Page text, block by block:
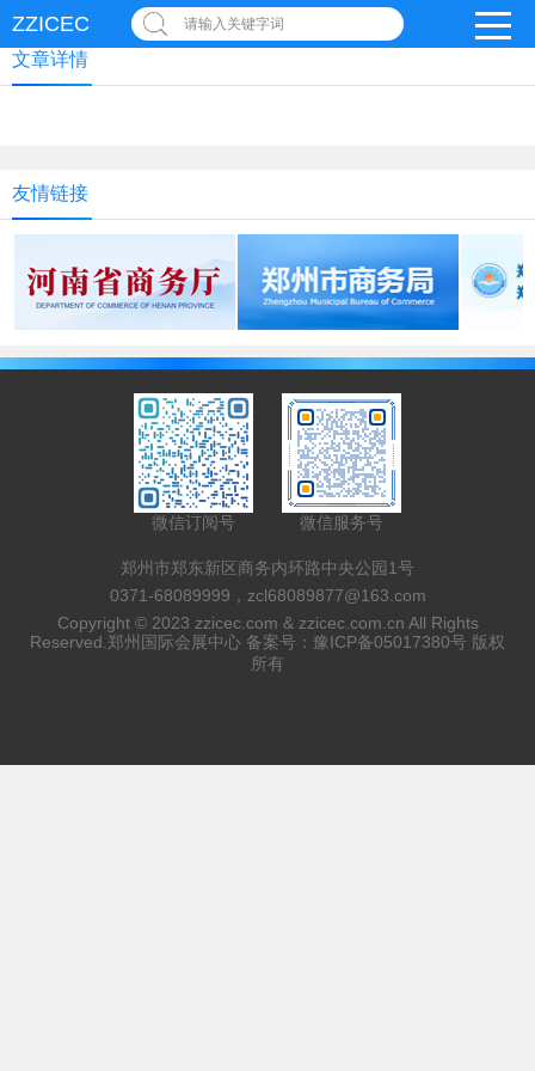
ZZICEC 请输入关键字词
文章详情
友情链接
微信订阅号 微信服务号
郑州市郑东新区商务内环路中央公园1号
0371-68089999，zcl68089877@163.com
Copyright © 2023 zzicec.com & zzicec.com.cn All Rights
Reserved.郑州国际会展中心 备案号： 豫ICP备05017380号 版权
所有